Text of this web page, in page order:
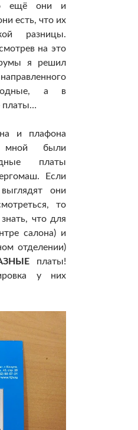
ещё они и
есть, что их
разницы.
на это
я решил
а в
платы…
и плафона
мной были
платы
Если
они
то
что для
салона) и
отделении)
платы!
у них